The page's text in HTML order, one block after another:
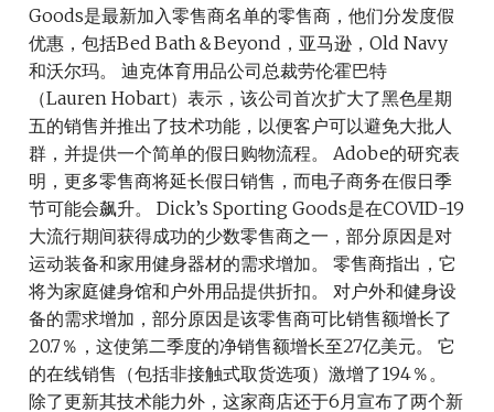
Goods是最新加入零售商名单的零售商，他们分发度假
优惠，包括Bed Bath＆Beyond，亚马逊，Old Navy
和沃尔玛。 迪克体育用品公司总裁劳伦·霍巴特
（Lauren Hobart）表示，该公司首次扩大了黑色星期
五的销售并推出了技术功能，以便客户可以避免大批人
群，并提供一个简单的假日购物流程。 Adobe的研究表
明，更多零售商将延长假日销售，而电子商务在假日季
节可能会飙升。 Dick’s Sporting Goods是在COVID-19
大流行期间获得成功的少数零售商之一，部分原因是对
运动装备和家用健身器材的需求增加。 零售商指出，它
将为家庭健身馆和户外用品提供折扣。 对户外和健身设
备的需求增加，部分原因是该零售商可比销售额增长了
20.7％，这使第二季度的净销售额增长至27亿美元。 它
的在线销售（包括非接触式取货选项）激增了194％。
除了更新其技术能力外，这家商店还于6月宣布了两个新